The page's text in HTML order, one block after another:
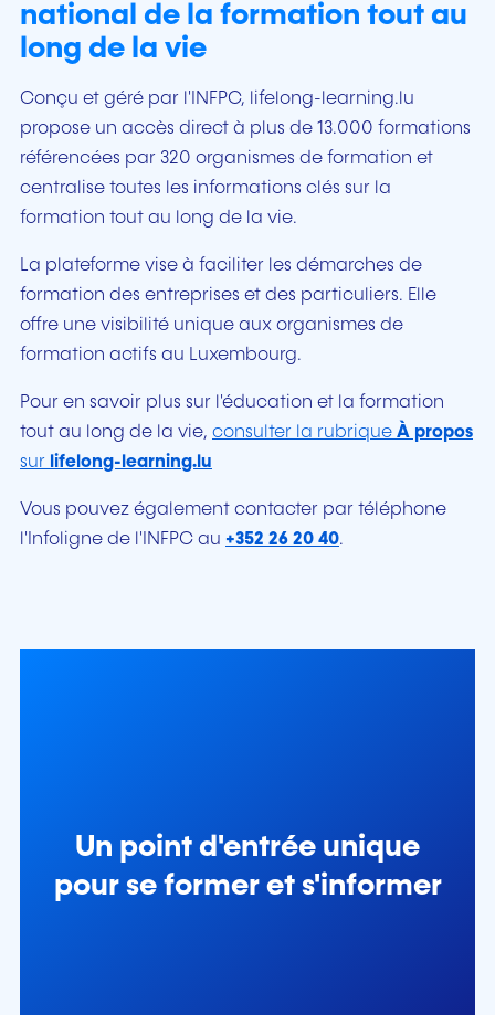
national de la formation tout au
long de la vie
Conçu et géré par l'INFPC, lifelong-learning.lu
propose un accès direct à plus de 13.000 formations
référencées par 320 organismes de formation et
centralise toutes les informations clés sur la
formation tout au long de la vie.
La plateforme vise à faciliter les démarches de
formation des entreprises et des particuliers. Elle
offre une visibilité unique aux organismes de
formation actifs au Luxembourg.
Pour en savoir plus sur l'éducation et la formation
tout au long de la vie, consulter la rubrique À propos
sur lifelong-learning.lu
Vous pouvez également contacter par téléphone
l'Infoligne de l'INFPC au +352 26 20 40.
Un point d'entrée unique
pour se former et s'informer